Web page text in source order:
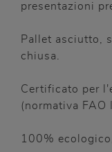
presentazioni
Pallet asciutto,
chiusa.
Certificato per
(normativa FAO
100%